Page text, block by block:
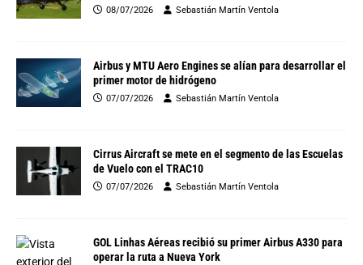
08/07/2026 Sebastián Martín Ventola
Airbus y MTU Aero Engines se alían para desarrollar el
primer motor de hidrógeno
07/07/2026 Sebastián Martín Ventola
Cirrus Aircraft se mete en el segmento de las Escuelas
de Vuelo con el TRAC10
07/07/2026 Sebastián Martín Ventola
GOL Linhas Aéreas recibió su primer Airbus A330 para
operar la ruta a Nueva York